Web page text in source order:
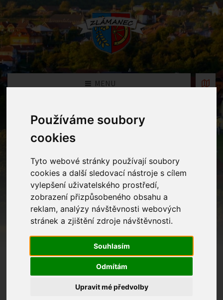
Používáme soubory
cookies
Tyto webové stránky používají soubory
cookies a další sledovací nástroje s cílem
vylepšení uživatelského prostředí,
zobrazení přizpůsobeného obsahu a
reklam, analýzy návštěvnosti webových
stránek a zjištění zdroje návštěvnosti.
Souhlasím
Odmítám
Upravit mé předvolby
MENU
Fotogalerie
bezu